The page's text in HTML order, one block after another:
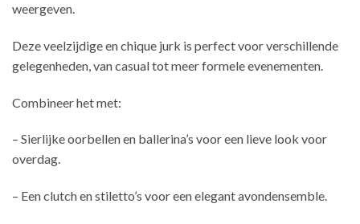
weergeven.
Deze veelzijdige en chique jurk is perfect voor verschillende
gelegenheden, van casual tot meer formele evenementen.
Combineer het met:
– Sierlijke oorbellen en ballerina’s voor een lieve look voor
overdag.
– Een clutch en stiletto’s voor een elegant avondensemble.